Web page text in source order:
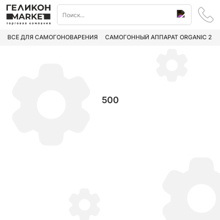
ВСЁ ДЛЯ САМОГОНОВАРЕНИЯ САМОГОННЫЙ АППАРАТ ORGANIC 2
500